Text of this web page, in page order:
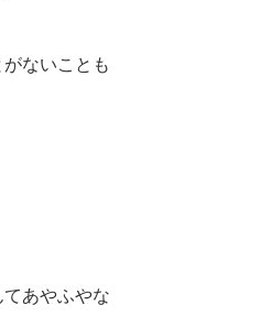
ないことも
あやふやな